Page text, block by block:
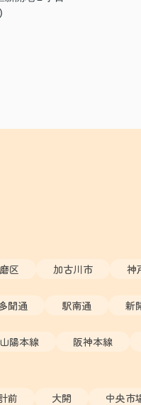
区 加古川市 神
聞通 駅南通 新
山陽本線
阪神本線
前 大開 中央市